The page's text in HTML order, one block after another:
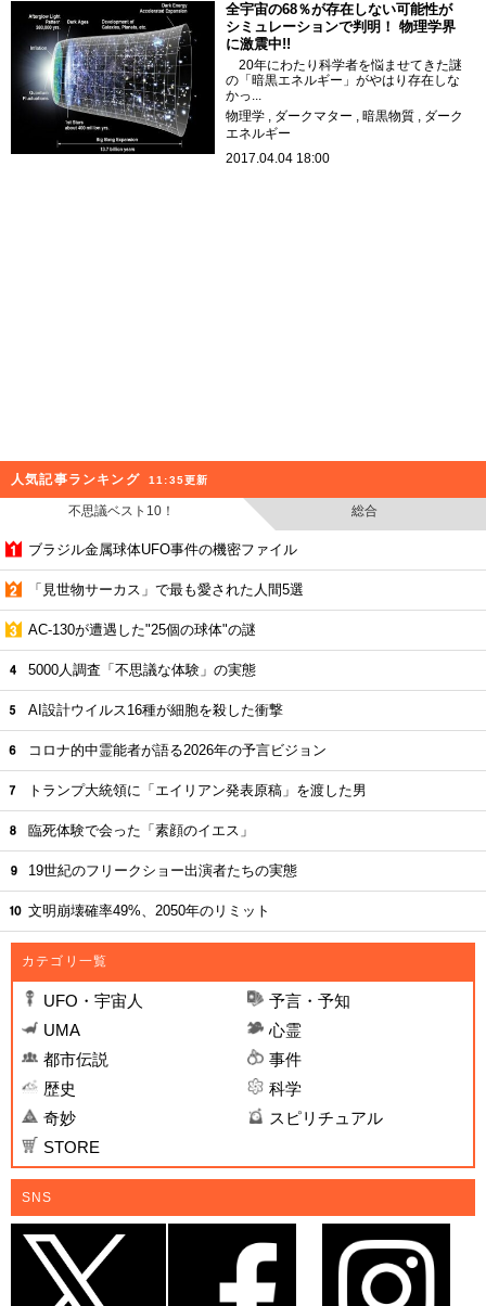
全宇宙の68％が存在しない可能性が
シミュレーションで判明！ 物理学界
に激震中!!
20年にわたり科学者を悩ませてきた謎
の「暗黒エネルギー」がやはり存在しな
かっ...
物理学
ダークマター 暗黒物質
ダーク
エネルギー
2017.04.04 18:00
人気記事ランキング 11:35更新
不思議ベスト10！ 総合
ブラジル金属球体UFO事件の機密ファイル
「見世物サーカス」で最も愛された人間5選
AC-130が遭遇した"25個の球体"の謎
5000人調査「不思議な体験」の実態
AI設計ウイルス16種が細胞を殺した衝撃
コロナ的中霊能者が語る2026年の予言ビジョン
トランプ大統領に「エイリアン発表原稿」を渡した男
臨死体験で会った「素顔のイエス」
19世紀のフリークショー出演者たちの実態
文明崩壊確率49%、2050年のリミット
カテゴリ一覧
UFO・宇宙人
予言・予知
UMA
心霊
都市伝説
事件
歴史
科学
奇妙
スピリチュアル
STORE
SNS